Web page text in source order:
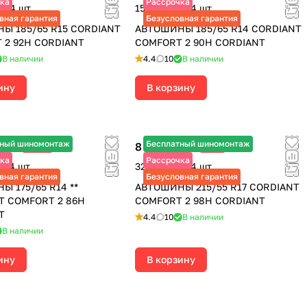
гарантия
4 шт.
185/65 R15 CORDIANT
2 92H CORDIANT
В наличии
Безусловная гарантия
15 040 ₽ за 4 шт.
АВТОШИНЫ 185/65 R14 CORDIANT
COMFORT 2 90H CORDIANT
4.4 10 В наличии
В корзину
шиномонтаж
гарантия
₽ -25%
4 шт.
175/65 R14 **
COMFORT 2 86H
В наличии
Бесплатный шиномонтаж
Рассрочка
Безусловная гарантия
8 115 ₽8 920 ₽ -9%
32 460 ₽ за 4 шт.
АВТОШИНЫ 215/55 R17 CORDIANT
COMFORT 2 98H CORDIANT
4.4 10 В наличии
В корзину